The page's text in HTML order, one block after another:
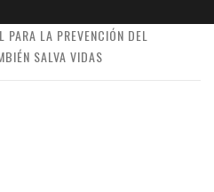
PARA LA PREVENCIÓN DEL
SALVA VIDAS